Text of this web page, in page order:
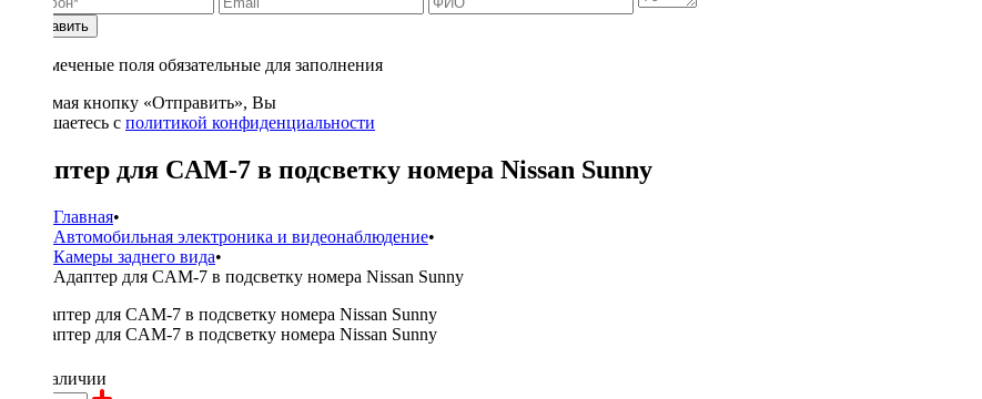
Отправить
* - отмеченые поля обязательные для заполнения
Нажимая кнопку «Отправить», Вы
соглашаетесь с политикой конфиденциальности
Адаптер для CAM-7 в подсветку номера Nissan Sunny
Главная•
Автомобильная электроника и видеонаблюдение•
Камеры заднего вида•
Адаптер для CAM-7 в подсветку номера Nissan Sunny
в наличии